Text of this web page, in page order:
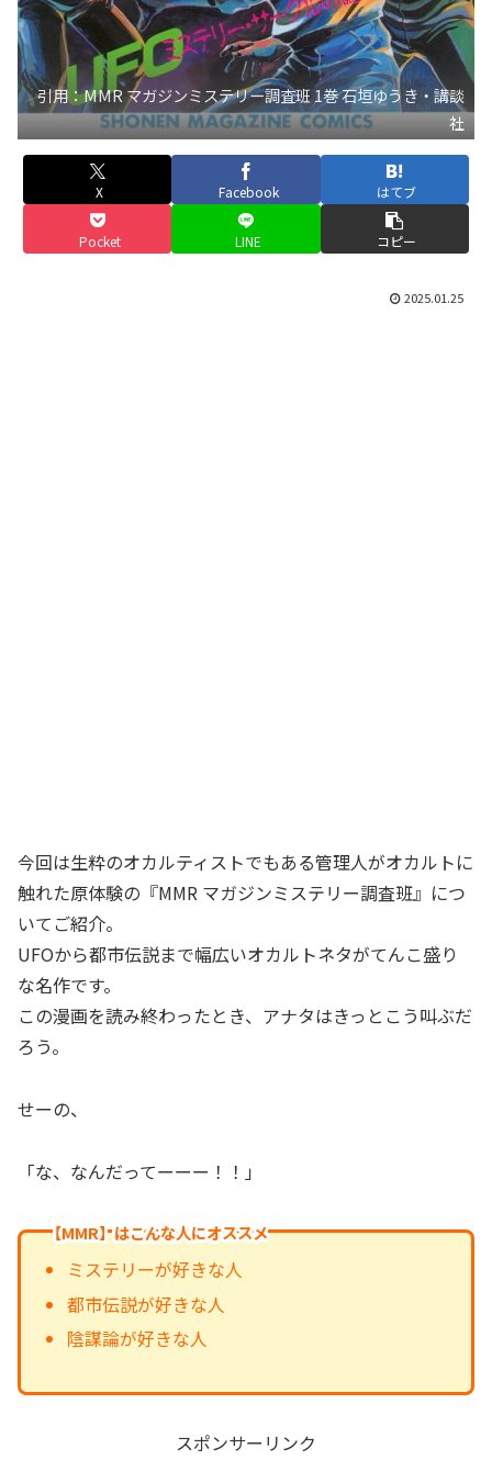
引用：MMR マガジンミステリー調査班 1巻 石垣ゆうき・講談
社
X Facebook はてブ
Pocket LINE コピー
2025.01.25
今回は生粋のオカルティストでもある管理人がオカルトに
触れた原体験の『MMR マガジンミステリー調査班』につ
いてご紹介。
UFOから都市伝説まで幅広いオカルトネタがてんこ盛り
な名作です。
この漫画を読み終わったとき、アナタはきっとこう叫ぶだ
ろう。
せーの、
「な、なんだってーーー！！」
【MMR】はこんな人にオススメ
ミステリーが好きな人
都市伝説が好きな人
陰謀論が好きな人
スポンサーリンク